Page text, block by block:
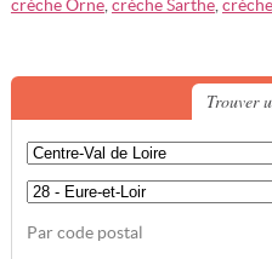
crèche Orne, crèche Sarthe,
Trouver
Par code postal